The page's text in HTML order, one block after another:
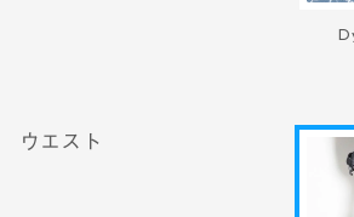
ウエスト